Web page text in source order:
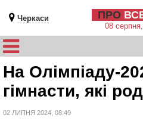
Черкаси ПРО
08
На Олімпіаду-
гімнасти, які
02 ЛИПНЯ 2024, 08:49